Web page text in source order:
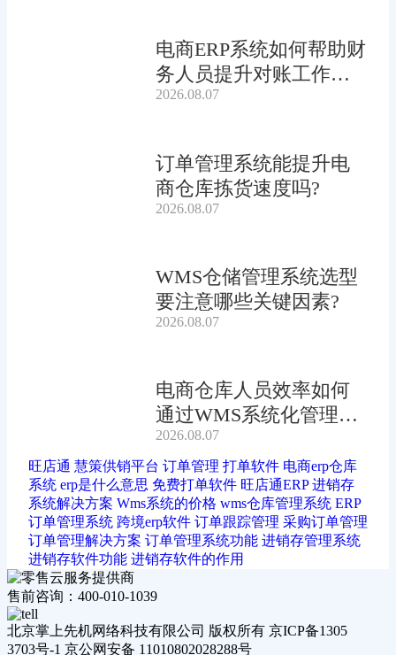
电商ERP系统如何帮助财
务人员提升对账工作效
率?
2026.08.07
订单管理系统能提升电
商仓库拣货速度吗?
2026.08.07
WMS仓储管理系统选型
要注意哪些关键因素?
2026.08.07
电商仓库人员效率如何
通过WMS系统化管理提
升?
2026.08.07
旺店通 慧策供销平台 订单管理 打单软件 电商erp仓库
系统 erp是什么意思 免费打单软件 旺店通ERP 进销存
系统解决方案 Wms系统的价格 wms仓库管理系统 ERP
订单管理系统 跨境erp软件 订单跟踪管理 采购订单管理
订单管理解决方案 订单管理系统功能 进销存管理系统
进销存软件功能 进销存软件的作用
售前咨询：400-010-1039
北京掌上先机网络科技有限公司 版权所有 京ICP备1305
3703号-1 京公网安备 11010802028288号